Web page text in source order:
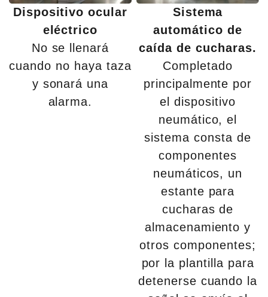
Dispositivo ocular
eléctrico
No se llenará
cuando no haya taza
y sonará una
alarma.
Sistema
automático de
caída de cucharas.
Completado
principalmente por
el dispositivo
neumático, el
sistema consta de
componentes
neumáticos, un
estante para
cucharas de
almacenamiento y
otros componentes;
por la plantilla para
detenerse cuando la